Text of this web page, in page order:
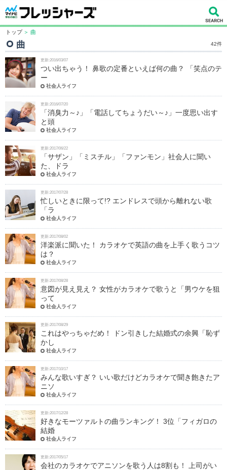
トップ ＞ 曲
曲 42件
更新:2016/03/07
つい出ちゃう！ 鼻歌の定番といえば何の曲？ 「笑点のテ
ー
社会人ライフ
更新:2016/07/20
「消臭力～♪」「電話してちょうだい～♪」一度思い出す
と頭
社会人ライフ
更新:2017/06/22
「サザン」「ミスチル」「ファンモン」社会人に聞い
た、ドラ
社会人ライフ
更新:2017/07/28
忙しいときに限って!? エンドレスで頭から離れない歌
「ラ
社会人ライフ
更新:2017/08/02
洋楽派に聞いた！ カラオケで英語の曲を上手く歌うコツ
は？
社会人ライフ
更新:2017/08/28
意図が見え見え？ 女性がカラオケで歌うと「男ウケを狙
って
社会人ライフ
更新:2017/08/29
これはやっちゃだめ！ ドン引きした結婚式の余興「恥ず
かし
社会人ライフ
更新:2017/10/17
みんな歌いすぎ？ いい歌だけどカラオケで聞き飽きたア
ニソ
社会人ライフ
更新:2017/12/28
好きなモーツァルトの曲ランキング！ 3位「フィガロの
結婚
社会人ライフ
更新:2017/05/17
会社のカラオケでアニソンを歌う人は8割も！ 上司がい